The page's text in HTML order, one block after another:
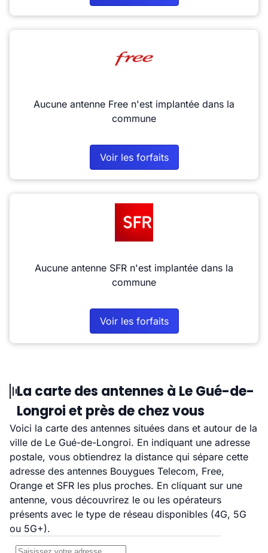
Aucune antenne Free n'est implantée dans la
commune
Voir les forfaits
Aucune antenne SFR n'est implantée dans la
commune
Voir les forfaits
La carte des antennes à Le Gué-de-
Longroi et près de chez vous
Voici la carte des antennes situées dans et autour de la
ville de Le Gué-de-Longroi. En indiquant une adresse
postale, vous obtiendrez la distance qui sépare cette
adresse des antennes Bouygues Telecom, Free,
Orange et SFR les plus proches. En cliquant sur une
antenne, vous découvrirez le ou les opérateurs
présents avec le type de réseau disponibles (4G, 5G
ou 5G+).